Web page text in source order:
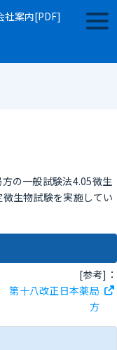
社案内[PDF]
の一般試験法4.05微生
生物試験を実施してい
[参考]：
十八改正日本薬局
方